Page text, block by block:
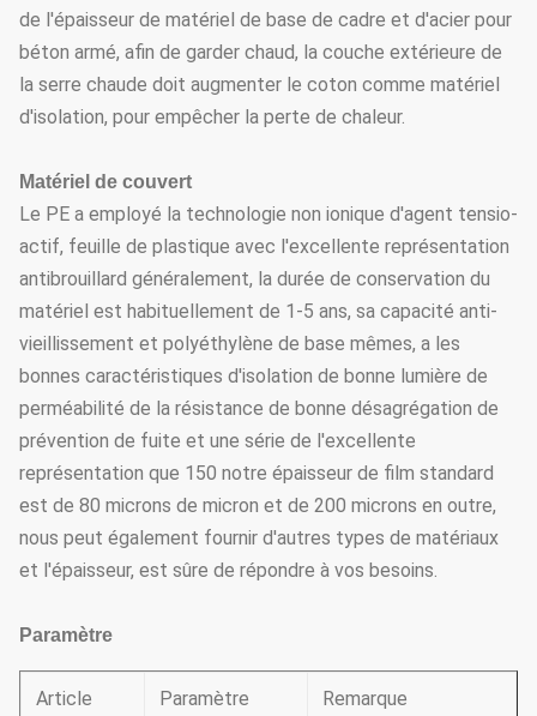
de l'épaisseur de matériel de base de cadre et d'acier pour
béton armé, afin de garder chaud, la couche extérieure de
la serre chaude doit augmenter le coton comme matériel
d'isolation, pour empêcher la perte de chaleur.
Matériel de couvert
Le PE a employé la technologie non ionique d'agent tensio-
actif, feuille de plastique avec l'excellente représentation
antibrouillard généralement, la durée de conservation du
matériel est habituellement de 1-5 ans, sa capacité anti-
vieillissement et polyéthylène de base mêmes, a les
bonnes caractéristiques d'isolation de bonne lumière de
perméabilité de la résistance de bonne désagrégation de
prévention de fuite et une série de l'excellente
représentation que 150 notre épaisseur de film standard
est de 80 microns de micron et de 200 microns en outre,
nous peut également fournir d'autres types de matériaux
et l'épaisseur, est sûre de répondre à vos besoins.
Paramètre
Article Paramètre Remarque